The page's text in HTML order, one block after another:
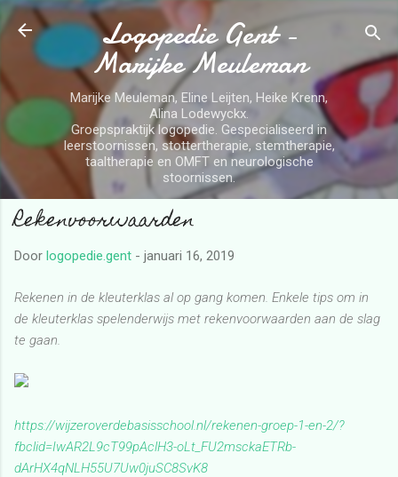
Doorgaan naar hoofdcontent
Logopedie Gent -
Marijke Meuleman
Marijke Meuleman, Eline Leijten, Heike Krenn,
Alina Lodewyckx.
Groepspraktijk logopedie. Gespecialiseerd in
leerstoornissen, stottertherapie, stemtherapie,
taaltherapie en OMFT en neurologische
stoornissen.
Rekenvoorwaarden
Door logopedie.gent - januari 16, 2019
Rekenen in de kleuterklas al op gang komen. Enkele tips om in
de kleuterklas spelenderwijs met rekenvoorwaarden aan de slag
te gaan.
https://wijzeroverdebasisschool.nl/rekenen-groep-1-en-2/?
fbclid=IwAR2L9cT99pAclH3-oLt_FU2msckaETRb-
dArHX4qNLH55U7Uw0juSC8SvK8